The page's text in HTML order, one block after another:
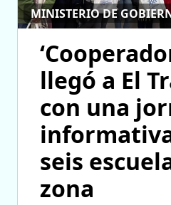
MINISTERIO DE
llegó a El
con una
seis
zona